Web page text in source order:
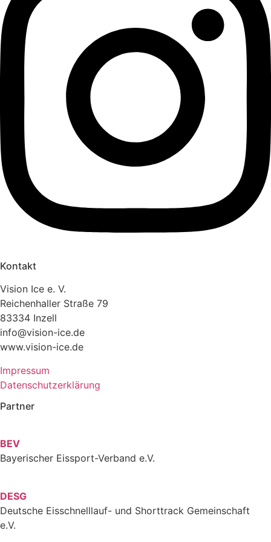
Kontakt
Vision Ice e. V.
Reichenhaller Straße 79
83334 Inzell
info@vision-ice.de
www.vision-ice.de
Impressum
Datenschutzerklärung
Partner
BEV
Bayerischer Eissport-Verband e.V.
DESG
Deutsche Eisschnelllauf- und Shorttrack Gemeinschaft
e.V.